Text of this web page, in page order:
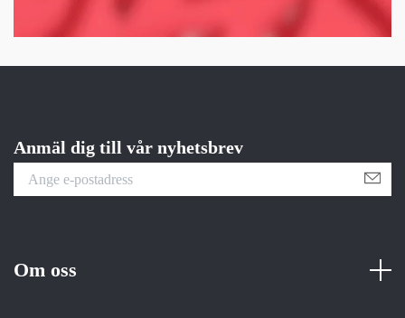
Anmäl dig till vår nyhetsbrev
Om oss